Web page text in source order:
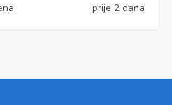
prije 2 dana